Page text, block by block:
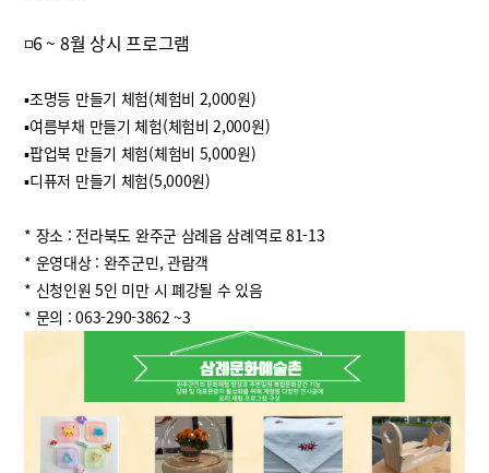
◽6 ~ 8월 상시 프로그램
▪조명등 만들기 체험(체험비 2,000원)
▪여름부채 만들기 체험(체험비 2,000원)
▪팝업북 만들기 체험(체험비 5,000원)
▪디퓨저 만들기 체험(5,000원)
* 장소 : 전라북도 완주군 삼례읍 삼례역로 81-13
* 운영대상 : 완주군민, 관람객
* 신청인원 5인 미만 시 폐강될 수 있음
* 문의 : 063-290-3862 ~3